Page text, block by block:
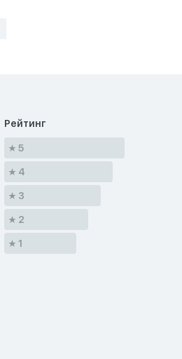
Рейтинг
5
4
3
2
1